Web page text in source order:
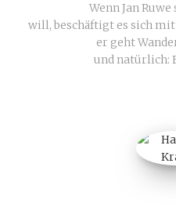
Wenn Jan
will, beschäftigt es sich
er geht
und natürlich: